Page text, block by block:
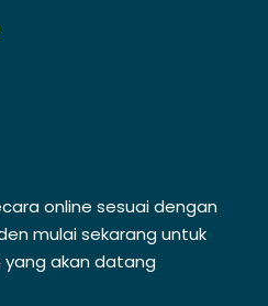
online sesuai dengan
mulai sekarang untuk
akan datang